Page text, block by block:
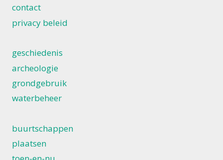
contact
privacy beleid
geschiedenis
archeologie
grondgebruik
waterbeheer
buurtschappen
plaatsen